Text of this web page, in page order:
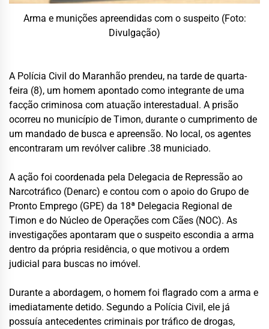
Arma e munições apreendidas com o suspeito (Foto:
Divulgação)
A Polícia Civil do Maranhão prendeu, na tarde de quarta-
feira (8), um homem apontado como integrante de uma
facção criminosa com atuação interestadual. A prisão
ocorreu no município de Timon, durante o cumprimento de
um mandado de busca e apreensão. No local, os agentes
encontraram um revólver calibre .38 municiado.
A ação foi coordenada pela Delegacia de Repressão ao
Narcotráfico (Denarc) e contou com o apoio do Grupo de
Pronto Emprego (GPE) da 18ª Delegacia Regional de
Timon e do Núcleo de Operações com Cães (NOC). As
investigações apontaram que o suspeito escondia a arma
dentro da própria residência, o que motivou a ordem
judicial para buscas no imóvel.
Durante a abordagem, o homem foi flagrado com a arma e
imediatamente detido. Segundo a Polícia Civil, ele já
possuía antecedentes criminais por tráfico de drogas,